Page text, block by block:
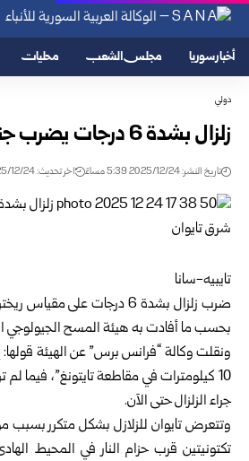
أخبار سوريا مجلس الشعب محليات
دولي
زلزال بشدة 6 درجات يضرب جنوب شرق تايوان
تاريخ النشر: 2025/12/24 5:39 مساءً اخر تحديث: 2025/12/24 5:39 مساءً
تايبيه-سانا
ضرب زلزال بشدة 6 درجات على
بحسب ما أفادت به هيئة المسح الجيولوجي
ونقلت وكالة “فرانس برس” عن الهيئة
10 كيلومترات في مقاطعة تايتونغ”، فيما
جراء الزلزال حتى الآن.
وتتعرض تايوان للزلازل بشكل متكرر بسبب
تكتونيتين قرب حزام النار في المحيط